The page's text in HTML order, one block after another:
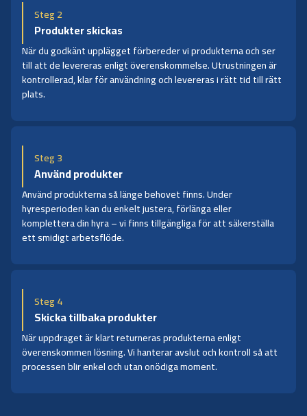
Steg 2
Produkter skickas
När du godkänt upplägget förbereder vi produkterna och ser
till att de levereras enligt överenskommelse. Utrustningen är
kontrollerad, klar för användning och levereras i rätt tid till rätt
plats.
Steg 3
Använd produkter
Använd produkterna så länge behovet finns. Under
hyresperioden kan du enkelt justera, förlänga eller
komplettera din hyra – vi finns tillgängliga för att säkerställa
ett smidigt arbetsflöde.
Steg 4
Skicka tillbaka produkter
När uppdraget är klart returneras produkterna enligt
överenskommen lösning. Vi hanterar avslut och kontroll så att
processen blir enkel och utan onödiga moment.